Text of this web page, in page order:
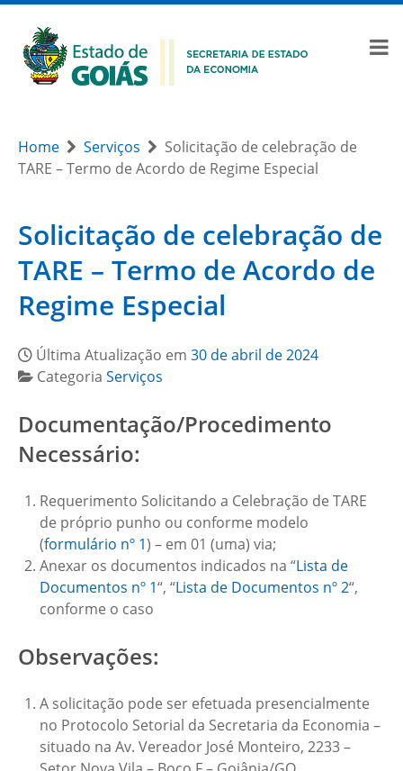
Home Serviços
Solicitação de celebração de
TARE – Termo de Acordo de Regime Especial
Solicitação de celebração de
TARE – Termo de Acordo de
Regime Especial
Última Atualização em 30 de abril de 2024
Categoria Serviços
Documentação/Procedimento
Necessário:
Requerimento Solicitando a Celebração de TARE
de próprio punho ou conforme modelo
(formulário nº 1) – em 01 (uma) via;
Anexar os documentos indicados na “Lista de
Documentos nº 1“, “Lista de Documentos nº 2“,
conforme o caso
Observações:
A solicitação pode ser efetuada presencialmente
no Protocolo Setorial da Secretaria da Economia –
situado na Av. Vereador José Monteiro, 2233 –